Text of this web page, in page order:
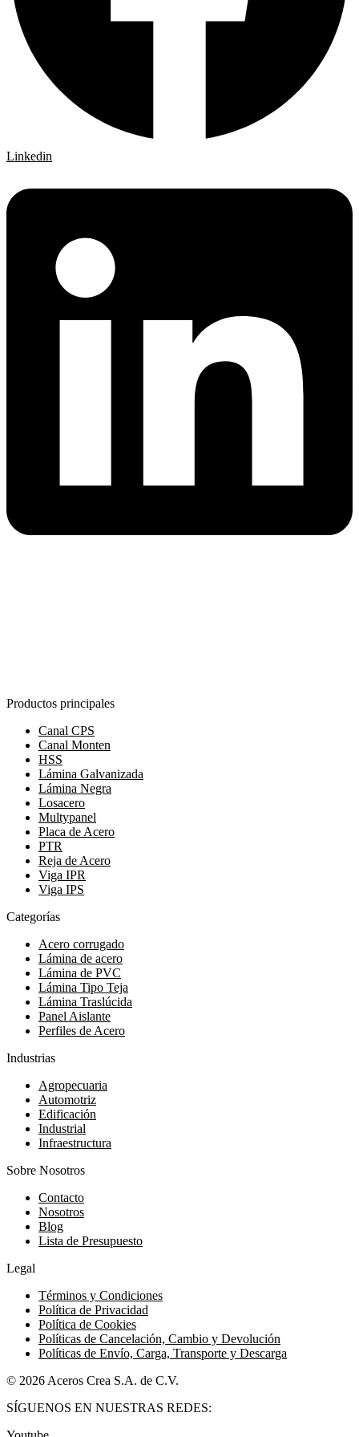
Linkedin
Productos principales
Canal CPS
Canal Monten
HSS
Lámina Galvanizada
Lámina Negra
Losacero
Multypanel
Placa de Acero
PTR
Reja de Acero
Viga IPR
Viga IPS
Categorías
Acero corrugado
Lámina de acero
Lámina de PVC
Lámina Tipo Teja
Lámina Traslúcida
Panel Aislante
Perfiles de Acero
Industrias
Agropecuaria
Automotriz
Edificación
Industrial
Infraestructura
Sobre Nosotros
Contacto
Nosotros
Blog
Lista de Presupuesto
Legal
Términos y Condiciones
Política de Privacidad
Política de Cookies
Políticas de Cancelación, Cambio y Devolución
Políticas de Envío, Carga, Transporte y Descarga
© 2026 Aceros Crea S.A. de C.V.
SÍGUENOS EN NUESTRAS REDES: